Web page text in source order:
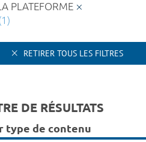
PLATEFORME
RETIRER TOUS LES FILTRES
DE RÉSULTATS
type de contenu